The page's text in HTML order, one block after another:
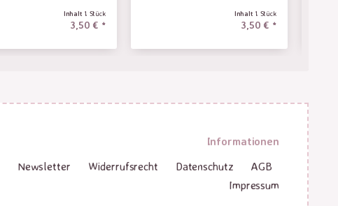
Inhalt 1 Stück
3,50 € *
Inhalt 1 Stück
3,50 € *
Informationen
Newsletter Widerrufsrecht Datenschutz
AGB
Impressum